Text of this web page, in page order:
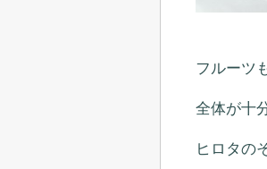
フルーツ
全体が十
ヒロタの